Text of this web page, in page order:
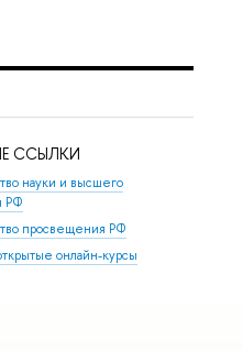
ССЫЛКИ
науки и высшего
РФ
просвещения РФ
онлайн-курсы